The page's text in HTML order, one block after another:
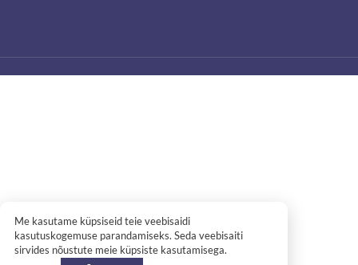
Me kasutame küpsiseid teie veebisaidi
kasutuskogemuse parandamiseks. Seda veebisaiti
sirvides nõustute meie küpsiste kasutamisega.